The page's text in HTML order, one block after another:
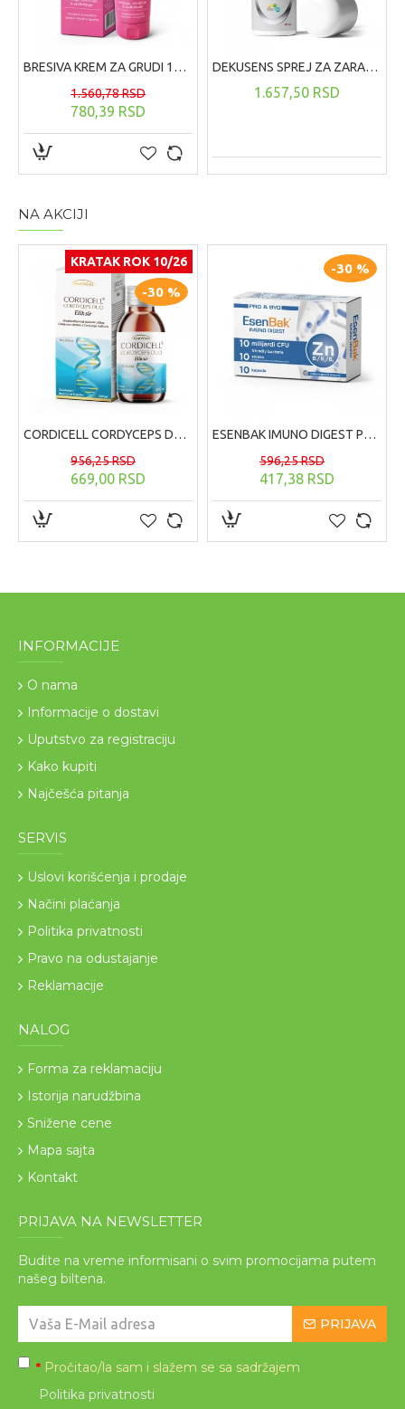
BRESIVA KREM ZA GRUDI 100 ML
780,39 RSD
1.560,78 RSD
DEKUSENS SPREJ ZA ZARASTANJE RANA ,125 ML
1.657,50 RSD
NA AKCIJI
KRATAK ROK 10/26
-30 %
CORDICELL CORDYCEPS DUO ELIKSIR, 200ml
669,00 RSD
956,25 RSD
-30 %
ESENBAK IMUNO DIGEST PROBIOTIK 10 KAPSULA
417,38 RSD
596,25 RSD
INFORMACIJE
O nama
Informacije o dostavi
Uputstvo za registraciju
Kako kupiti
Najčešća pitanja
SERVIS
Uslovi korišćenja i prodaje
Načini plaćanja
Politika privatnosti
Pravo na odustajanje
Reklamacije
NALOG
Forma za reklamaciju
Istorija narudžbina
Snižene cene
Mapa sajta
Kontakt
PRIJAVA NA NEWSLETTER
Budite na vreme informisani o svim promocijama putem
našeg biltena.
PRIJAVA
* Pročitao/la sam i slažem se sa sadržajem
Politika privatnosti